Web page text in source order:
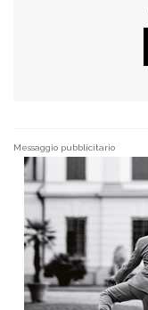
Messaggio pubblicitario